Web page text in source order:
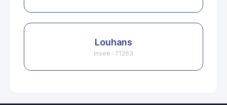
Louhans
Insee : 71263